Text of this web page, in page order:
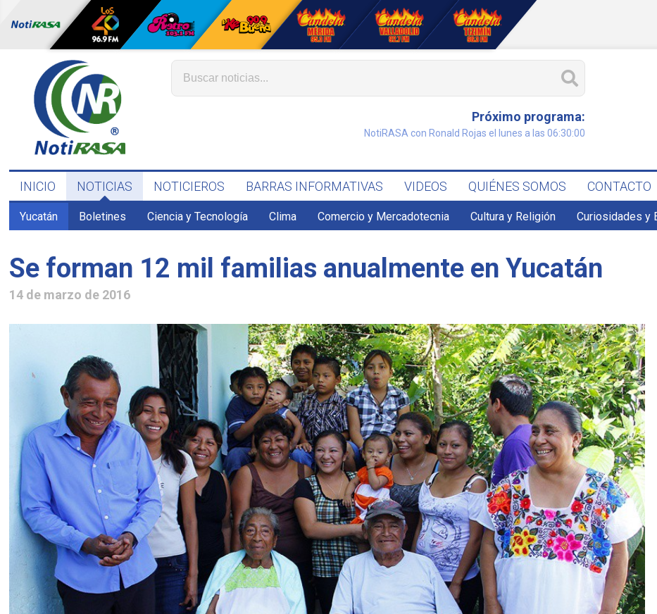
Próximo programa:
NotiRASA con Ronald Rojas el lunes a las 06:30:00
INICIO NOTICIAS NOTICIEROS BARRAS INFORMATIVAS VIDEOS QUIÉNES SOMOS CONTACTO
Yucatán Boletines Ciencia y Tecnología Clima Comercio y Mercadotecnia Cultura y Religión Curiosidades y
Se forman 12 mil familias anualmente en Yucatán
14 de marzo de 2016